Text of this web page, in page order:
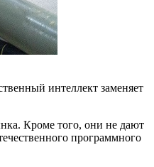
интеллект заменяет
Кроме того, они не дают
программного